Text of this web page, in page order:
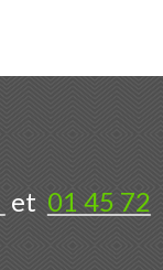
et 01 45 72